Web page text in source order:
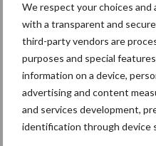
We respect your choices
with a transparent and
third-party vendors are
purposes and special
information on a device,
advertising and content
and services development,
identification through device
groter
5 aug
4 aug
AVP in
alertheid